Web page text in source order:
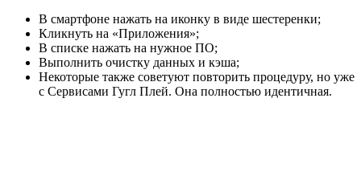
В смартфоне нажать на иконку в виде шестеренки;
Кликнуть на «Приложения»;
В списке нажать на нужное ПО;
Выполнить очистку данных и кэша;
Некоторые также советуют повторить процедуру, но уже
с Сервисами Гугл Плей. Она полностью идентичная.